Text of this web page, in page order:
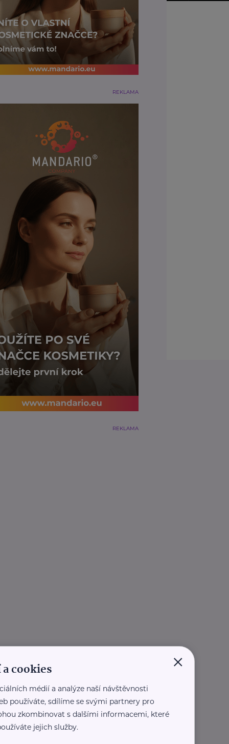
REKLAMA
REKLAMA
×
cookies
médií a analýze naší návštěvnosti
používáte, sdílíme se svými partnery pro
zkombinovat s dalšími informacemi, které
jejich služby.